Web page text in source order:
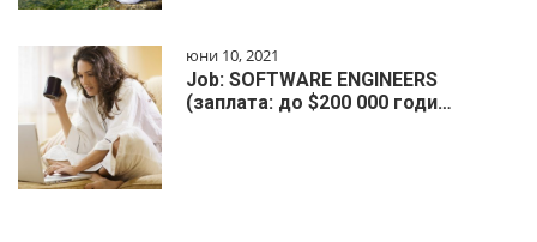
юни 10, 2021
Job: SOFTWARE ENGINEERS
(заплата: до $200 000 годи…